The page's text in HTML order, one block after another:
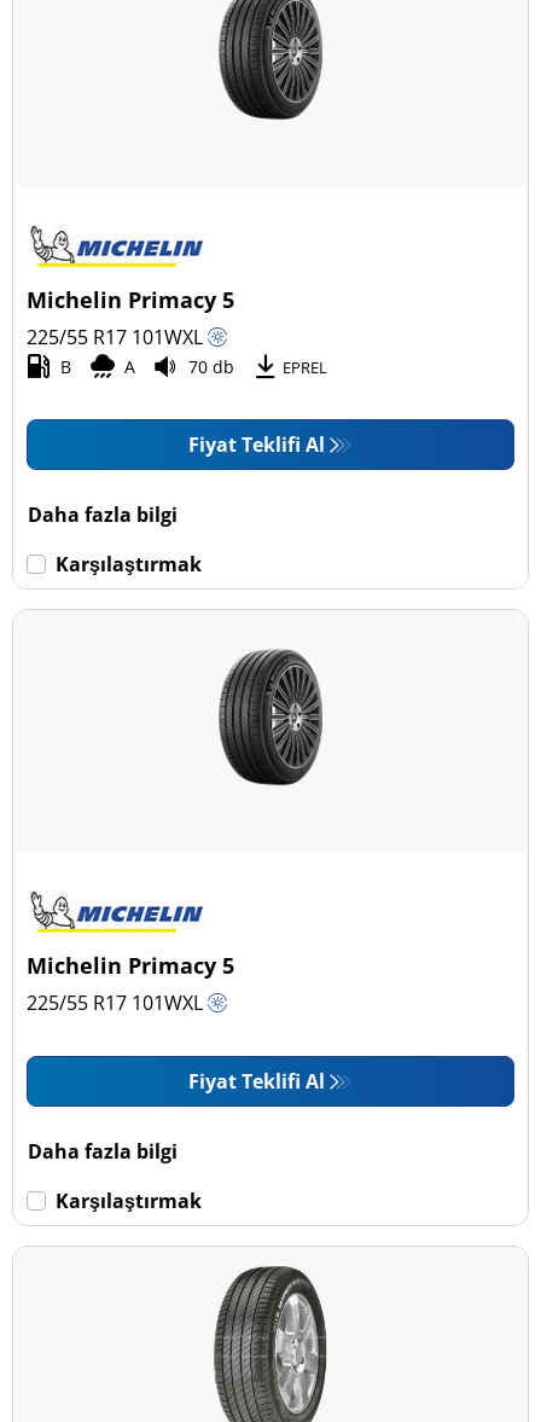
Michelin Primacy 5
225/55 R17 101WXL
B A 70 db EPREL
Fiyat Teklifi Al
Daha fazla bilgi
Karşılaştırmak
Michelin Primacy 5
225/55 R17 101WXL
Fiyat Teklifi Al
Daha fazla bilgi
Karşılaştırmak